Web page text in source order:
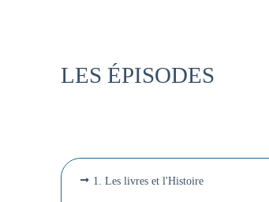
LES ÉPISODES
1. Les livres et l'Histoire